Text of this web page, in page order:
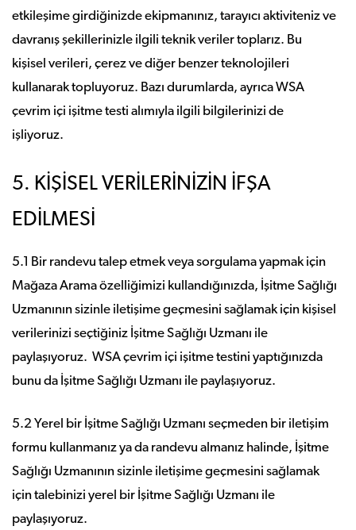
etkileşime girdiğinizde ekipmanınız, tarayıcı aktiviteniz ve
davranış şekillerinizle ilgili teknik veriler toplarız. Bu
kişisel verileri, çerez ve diğer benzer teknolojileri
kullanarak topluyoruz. Bazı durumlarda, ayrıca WSA
çevrim içi işitme testi alımıyla ilgili bilgilerinizi de
işliyoruz.
5. KİŞİSEL VERİLERİNİZİN İFŞA
EDİLMESİ
5.1 Bir randevu talep etmek veya sorgulama yapmak için
Mağaza Arama özelliğimizi kullandığınızda, İşitme Sağlığı
Uzmanının sizinle iletişime geçmesini sağlamak için kişisel
verilerinizi seçtiğiniz İşitme Sağlığı Uzmanı ile
paylaşıyoruz. WSA çevrim içi işitme testini yaptığınızda
bunu da İşitme Sağlığı Uzmanı ile paylaşıyoruz.
5.2 Yerel bir İşitme Sağlığı Uzmanı seçmeden bir iletişim
formu kullanmanız ya da randevu almanız halinde, İşitme
Sağlığı Uzmanının sizinle iletişime geçmesini sağlamak
için talebinizi yerel bir İşitme Sağlığı Uzmanı ile
paylaşıyoruz.